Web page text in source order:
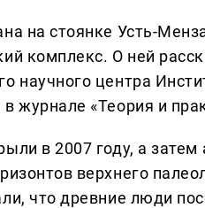
на стоянке Усть-
комплекс. О ней
научного центра
журнале «Теория и
в 2007 году, а
верхнего
что древние люди